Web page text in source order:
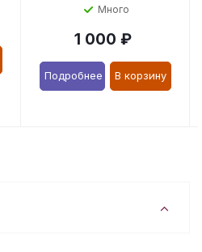
Много
1 000 ₽
Подробнее В корзину